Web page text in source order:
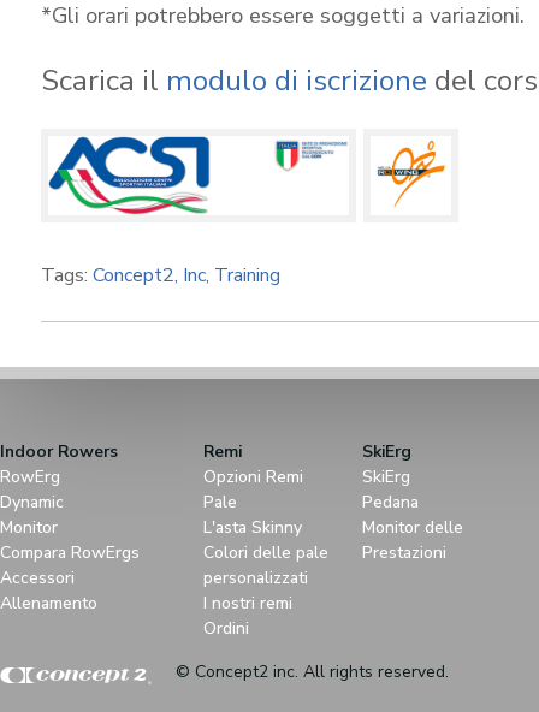
*Gli orari potrebbero essere soggetti a variazioni.
Scarica il modulo di iscrizione del
Tags: Concept2, Inc, Training
Indoor Rowers
RowErg
Dynamic
Monitor
Compara RowErgs
Accessori
Allenamento
Remi
Opzioni Remi
Pale
L'asta Skinny
Colori delle pale
personalizzati
I nostri remi
Ordini
SkiErg
SkiErg
Pedana
Monitor delle
Prestazioni
© Concept2 inc. All rights reserved.